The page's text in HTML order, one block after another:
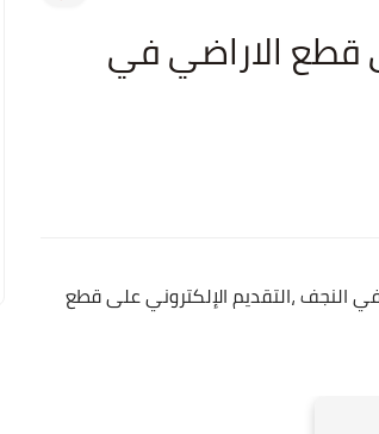
قطع الاراضي في
النجف ،التقديم الإلكتروني على قطع